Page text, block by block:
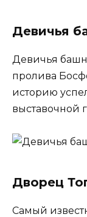
Девичья
Девичья
пролива
историю
выставочной
Дворец
Самый